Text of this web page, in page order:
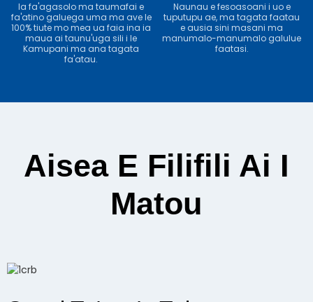
Ia fa'agasolo ma taumafai e
fa'atino galuega uma ma ave le
100% tiute mo mea ua faia ina ia
maua ai taunu'uga sili i le
Kamupani ma ana tagata
fa'atau.
Naunau e fesoasoani i uo e
tuputupu ae, ma tagata faatau
e ausia sini masani ma
manumalo-manumalo galulue
faatasi.
Aisea E Filifili Ai I
Matou